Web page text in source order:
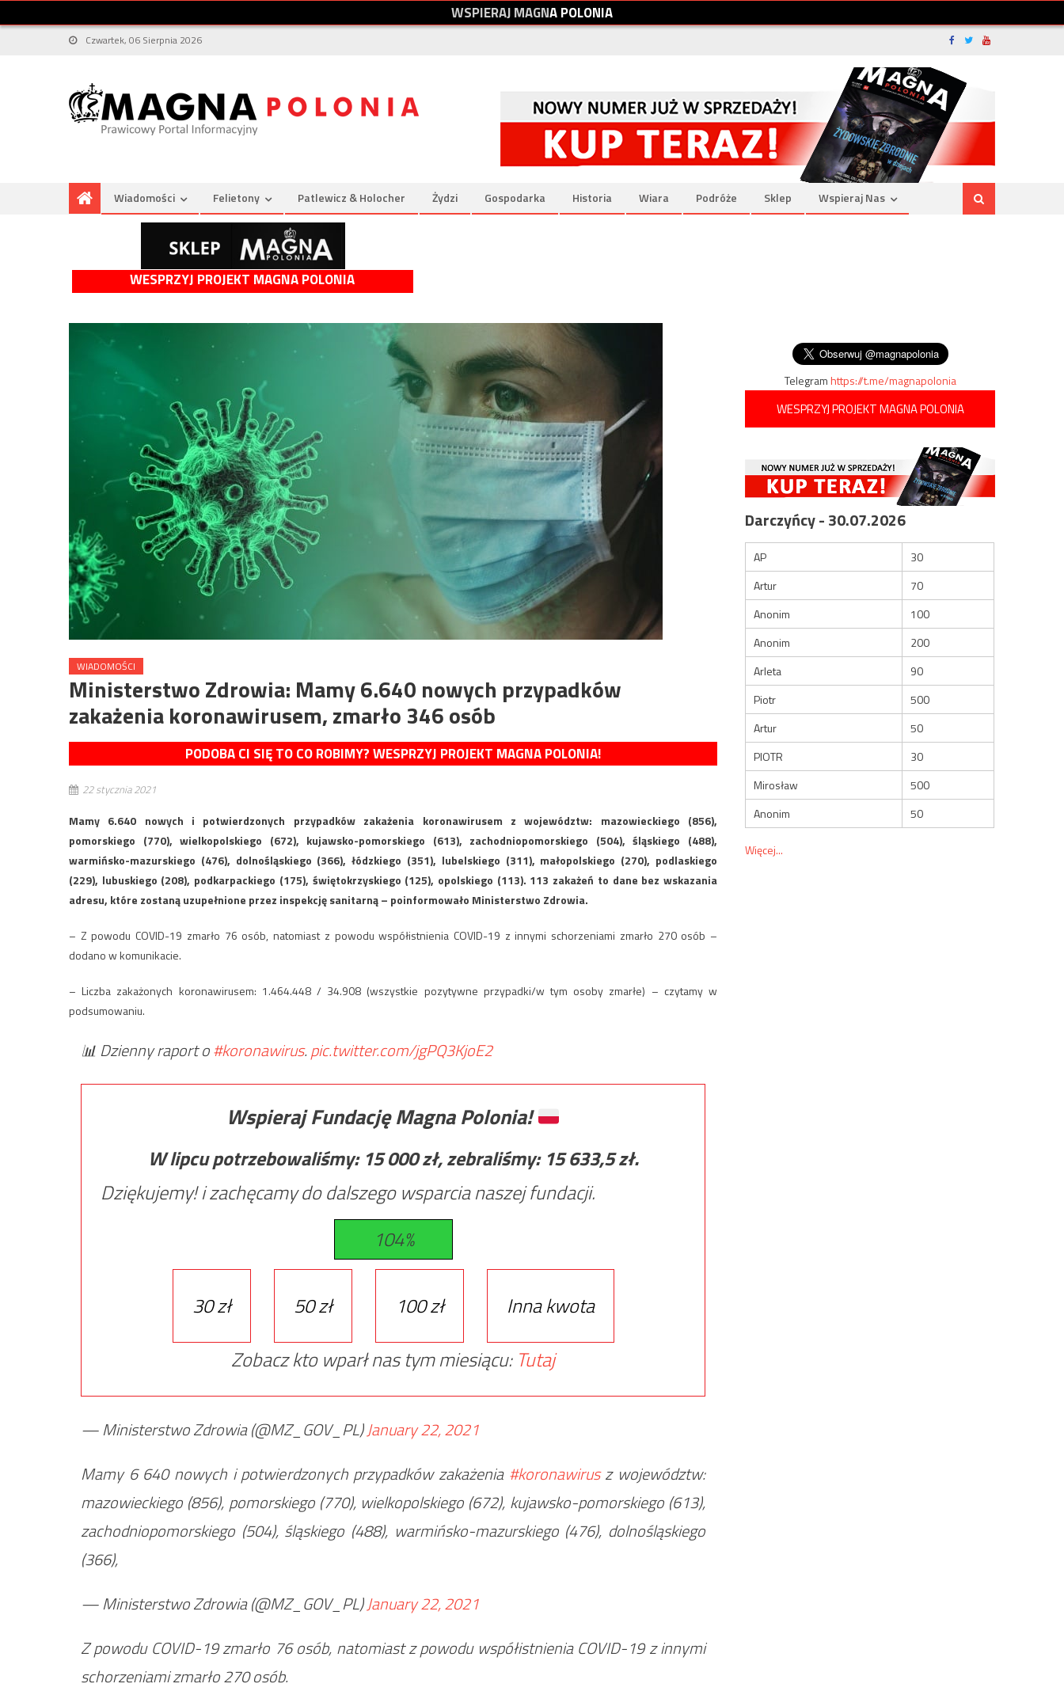
WSPIERAJMAGNAPOLONIA
Czwartek, 06 Sierpnia 2026
Wiadomości Felietony Patlewicz & Holocher Żydzi Gospodarka Historia Wiara Podróże Sklep Wspieraj Nas
WESPRZYJ PROJEKT MAGNA POLONIA
WIADOMOŚCI
Ministerstwo Zdrowia: Mamy 6.640 nowych przypadków
zakażenia koronawirusem, zmarło 346 osób
PODOBA CI SIĘ TO CO ROBIMY? WESPRZYJ PROJEKT MAGNA POLONIA!
22 stycznia 2021
Mamy 6.640 nowych i potwierdzonych przypadków zakażenia koronawirusem z województw: mazowieckiego (856),
pomorskiego (770), wielkopolskiego (672), kujawsko-pomorskiego (613), zachodniopomorskiego (504), śląskiego (488),
warmińsko-mazurskiego (476), dolnośląskiego (366), łódzkiego (351), lubelskiego (311), małopolskiego (270), podlaskiego
(229), lubuskiego (208), podkarpackiego (175), świętokrzyskiego (125), opolskiego (113). 113 zakażeń to dane bez wskazania
adresu, które zostaną uzupełnione przez inspekcję sanitarną – poinformowało Ministerstwo Zdrowia.
– Z powodu COVID-19 zmarło 76 osób, natomiast z powodu współistnienia COVID-19 z innymi schorzeniami zmarło 270 osób –
dodano w komunikacie.
– Liczba zakażonych koronawirusem: 1.464.448 / 34.908 (wszystkie pozytywne przypadki/w tym osoby zmarłe) – czytamy w
podsumowaniu.
📊 Dzienny raport o#koronawirus.pic.twitter.com/jgPQ3KjoE2
Wspieraj Fundację Magna Polonia!
W lipcu potrzebowaliśmy: 15 000zł, zebraliśmy: 15 633,5zł.
Dziękujemy! i zachęcamy do dalszego wsparcia naszej fundacji.
104%
30 zł 50 zł 100 zł
Inna kwota
Zobacz kto wparł nas tym miesiącu: Tutaj
— Ministerstwo Zdrowia (@MZ_GOV_PL)January 22, 2021
Mamy 6 640 nowych i potwierdzonych przypadków zakażenia #koronawirusz województw:
mazowieckiego (856), pomorskiego (770), wielkopolskiego (672), kujawsko-pomorskiego (613),
zachodniopomorskiego (504), śląskiego (488), warmińsko-mazurskiego (476), dolnośląskiego
(366),
— Ministerstwo Zdrowia (@MZ_GOV_PL)January 22, 2021
Z powodu COVID-19 zmarło 76 osób, natomiast z powodu współistnienia COVID-19 z innymi
schorzeniami zmarło 270 osób.
Telegramhttps://t.me/magnapolonia
WESPRZYJ PROJEKT MAGNA POLONIA
Darczyńcy - 30.07.2026
AP
30
Artur
70
Anonim
100
Anonim
200
Arleta
90
Piotr
500
Artur
50
PIOTR
30
Mirosław
500
Anonim
50
Więcej...